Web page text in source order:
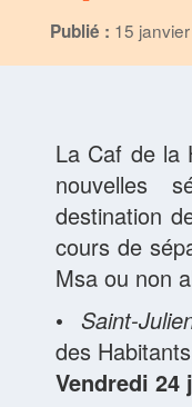
Publié : 15
La Caf de la
nouvelles
destination
cours de
Msa ou non
• Saint-
des
Vendredi 24